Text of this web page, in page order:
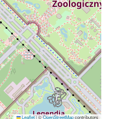
Leaflet|©OpenStreetMapcontributors